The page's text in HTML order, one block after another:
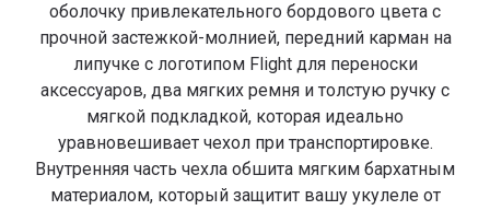
оболочку привлекательного бордового цвета с
прочной застежкой-молнией, передний карман на
липучке с логотипом Flight для переноски
аксессуаров, два мягких ремня и толстую ручку с
мягкой подкладкой, которая идеально
уравновешивает чехол при транспортировке.
Внутренняя часть чехла обшита мягким бархатным
материалом, который защитит вашу укулеле от